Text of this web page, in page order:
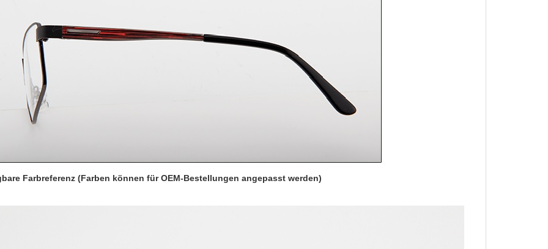
Farbreferenz (Farben können für OEM-Bestellungen angepasst werden)